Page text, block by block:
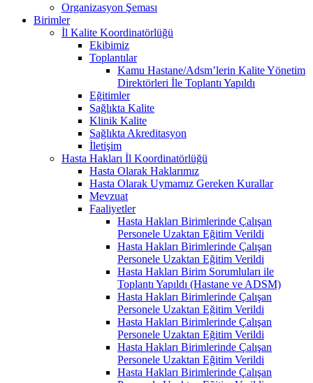
Organizasyon Şeması
Birimler
İl Kalite Koordinatörlüğü
Ekibimiz
Toplantılar
Kamu Hastane/Adsm’lerin Kalite Yönetim
Direktörleri İle Toplantı Yapıldı
Eğitimler
Sağlıkta Kalite
Klinik Kalite
Sağlıkta Akreditasyon
İletişim
Hasta Hakları İl Koordinatörlüğü
Hasta Olarak Haklarımız
Hasta Olarak Uymamız Gereken Kurallar
Mevzuat
Faaliyetler
Hasta Hakları Birimlerinde Çalışan
Personele Uzaktan Eğitim Verildi
Hasta Hakları Birimlerinde Çalışan
Personele Uzaktan Eğitim Verildi
Hasta Hakları Birim Sorumluları ile
Toplantı Yapıldı (Hastane ve ADSM)
Hasta Hakları Birimlerinde Çalışan
Personele Uzaktan Eğitim Verildi
Hasta Hakları Birimlerinde Çalışan
Personele Uzaktan Eğitim Verildi
Hasta Hakları Birimlerinde Çalışan
Personele Uzaktan Eğitim Verildi
Hasta Hakları Birimlerinde Çalışan